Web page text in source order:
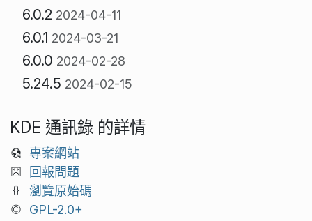
6.0.2 2024-04-11
6.0.1 2024-03-21
6.0.0 2024-02-28
5.24.5 2024-02-15
KDE 通訊錄 的詳情
專案網站
回報問題
瀏覽原始碼
GPL-2.0+